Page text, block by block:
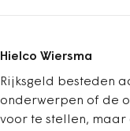
Hielco Wiersma
Rijksgeld besteden
onderwerpen of de
voor te stellen,